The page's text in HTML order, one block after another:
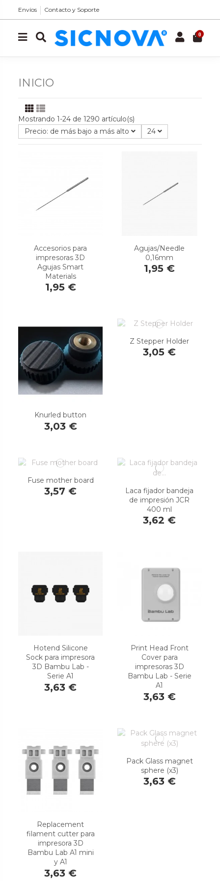
Envíos Contacto y Soporte
0
INICIO
Mostrando 1-24 de 1290 artículo(s)
Precio: de más bajo a más alto
24
Accesorios para
impresoras 3D
Agujas Smart
Materials
1,95 €
Agujas/Needle
0,16mm
1,95 €
Knurled button
3,03 €
Z Stepper Holder
3,05 €
Fuse mother board
3,57 €
Laca fijador bandeja
de impresión JCR
400 ml
3,62 €
Hotend Silicone
Sock para impresora
3D Bambu Lab -
Serie A1
3,63 €
Print Head Front
Cover para
impresoras 3D
Bambu Lab - Serie
A1
3,63 €
Replacement
filament cutter para
impresora 3D
Bambu Lab A1 mini
y A1
3,63 €
Pack Glass magnet
sphere (x3)
3,63 €